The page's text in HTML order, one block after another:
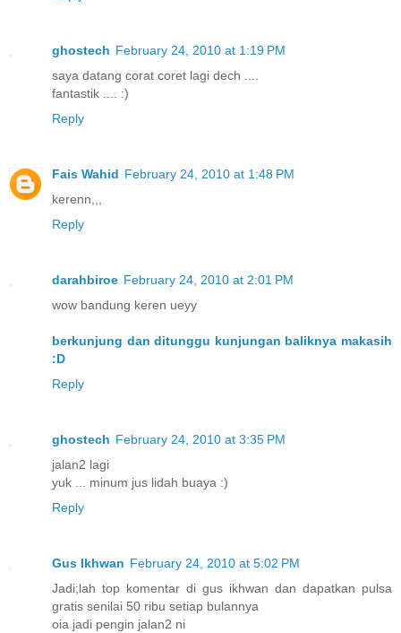
ghostech February 24, 2010 at 1:19 PM
saya datang corat coret lagi dech ....
fantastik .... :)
Reply
Fais Wahid February 24, 2010 at 1:48 PM
kerenn,,,
Reply
darahbiroe February 24, 2010 at 2:01 PM
wow bandung keren ueyy
berkunjung dan ditunggu kunjungan baliknya makasih
:D
Reply
ghostech February 24, 2010 at 3:35 PM
jalan2 lagi
yuk ... minum jus lidah buaya :)
Reply
Gus Ikhwan February 24, 2010 at 5:02 PM
Jadi;lah top komentar di gus ikhwan dan dapatkan pulsa
gratis senilai 50 ribu setiap bulannya
oia jadi pengin jalan2 ni